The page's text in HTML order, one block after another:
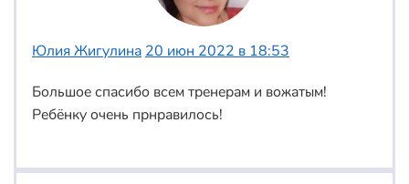
Юлия Жигулина 20 июн 2022 в 18:53
Большое спасибо всем тренерам и вожатым!
Ребёнку очень прнравилось!